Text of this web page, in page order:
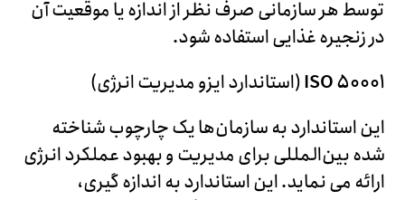
توسط هر سازمانی صرف نظر از اندازه یا موقعیت آن
در زنجیره غذایی استفاده شود.
ISO 50001(استاندارد ایزو مدیریت انرژی)
این استاندارد به سازمان‌ها یک چارچوب شناخته
شده بین‌المللی برای مدیریت و بهبود عملکرد انرژی
ارائه می‌ نماید. این استاندارد به اندازه گیری،